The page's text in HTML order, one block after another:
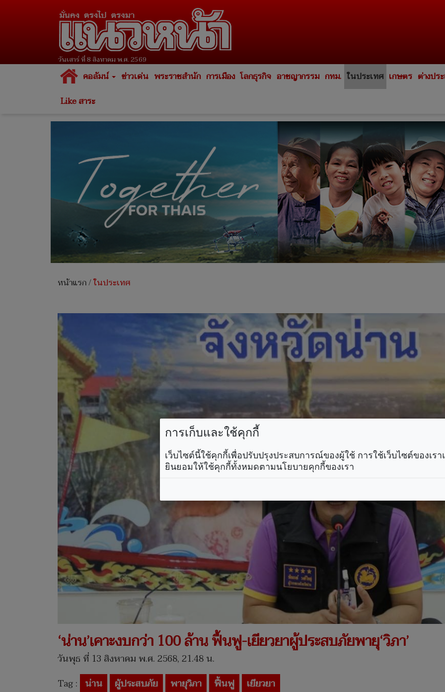
วันเสาร์ ที่ 8 สิงหาคม พ.ศ. 2569
คอลัมน์ ข่าวเด่น พระราชสำนัก การเมือง โลกธุรกิจ อาชญากรรม กทม. ในประเทศ เกษตร ต่างปร
Like สาระ
หน้าแรก/ในประเทศ
‘น่าน’เคาะงบกว่า 100 ล้าน ฟื้นฟู-เยียวยาผู้ประสบภัยพายุ‘วิภา’
วันพุธ ที่ 13 สิงหาคม พ.ศ. 2568, 21.48 น.
Tag : น่าน ผู้ประสบภัย พายุวิภา ฟื้นฟู เยียวยา
การเก็บและใช้คุกกี้
เว็บไซต์นี้ใช้คุกกี้เพื่อปรับปรุงประสบการณ์ของผู้ใช้ การใช้เว็บไซต์ของเร
ยินยอมให้ใช้คุกกี้ทั้งหมดตามนโยบายคุกกี้ของเรา